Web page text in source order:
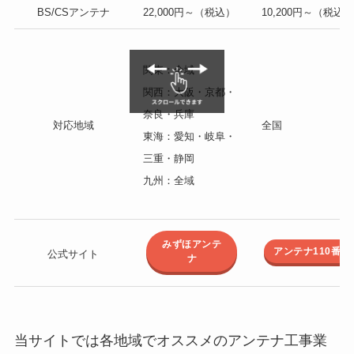
BS/CSアンテナ 22,000円～（税込） 10,200円～（税込）
対応地域
関東：全域
関西：大阪・京都・
奈良・兵庫
東海：愛知・岐阜・
三重・静岡
九州：全域
全国
公式サイト
みずほアンテ
ナ
アンテナ110番
当サイトでは各地域でオススメのアンテナ工事業